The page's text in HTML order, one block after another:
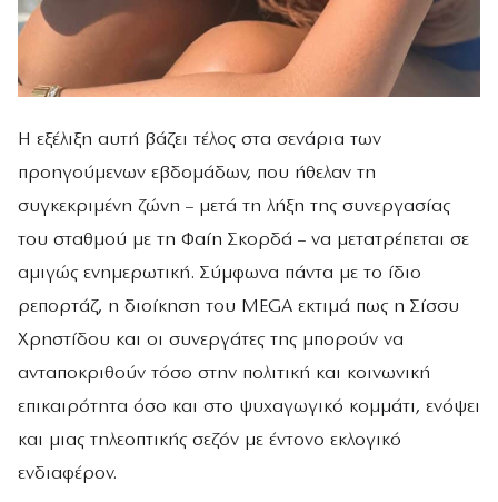
Η εξέλιξη αυτή βάζει τέλος στα σενάρια των
προηγούμενων εβδομάδων, που ήθελαν τη
συγκεκριμένη ζώνη – μετά τη λήξη της συνεργασίας
του σταθμού με τη Φαίη Σκορδά – να μετατρέπεται σε
αμιγώς ενημερωτική. Σύμφωνα πάντα με το ίδιο
ρεπορτάζ, η διοίκηση του MEGA εκτιμά πως η Σίσσυ
Χρηστίδου και οι συνεργάτες της μπορούν να
ανταποκριθούν τόσο στην πολιτική και κοινωνική
επικαιρότητα όσο και στο ψυχαγωγικό κομμάτι, ενόψει
και μιας τηλεοπτικής σεζόν με έντονο εκλογικό
ενδιαφέρον.